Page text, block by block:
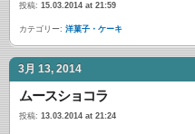
投稿: 15.03.2014 at 21:59
カテゴリー: 洋菓子・ケーキ
3月 13, 2014
ムースショコラ
投稿: 13.03.2014 at 21:24